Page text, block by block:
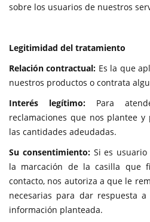
sobre los usuarios de nuestros
Legitimidad del tratamiento
Relación contractual: Es la que
nuestros productos o contrata
Interés legítimo: Para
reclamaciones que nos plantee
las cantidades adeudadas.
Su consentimiento:Si es usuario
la marcación de la casilla que
contacto, nos autoriza a que le
necesarias para dar respuesta
información planteada.